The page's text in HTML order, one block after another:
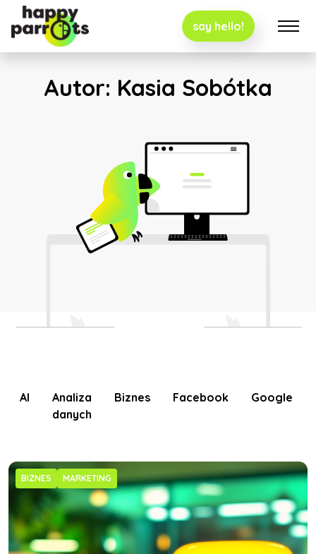
say hello!
Autor: Kasia Sobótka
AI
Analiza
danych
Biznes Facebook Google
BIZNES MARKETING